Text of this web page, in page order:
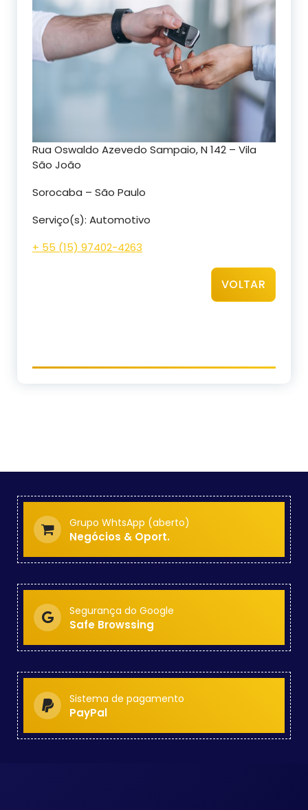
Rua Oswaldo Azevedo Sampaio, N 142 – Vila
São João
Sorocaba – São Paulo
Serviço(s): Automotivo
+ 55 (15) 97402-4263
VOLTAR
Grupo WhtsApp (aberto)
Negócios & Oport.
Segurança do Google
Safe Browssing
Sistema de pagamento
PayPal